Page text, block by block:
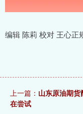
编辑 陈莉 校对 王心正
上一篇： 山东原油期
在尝试